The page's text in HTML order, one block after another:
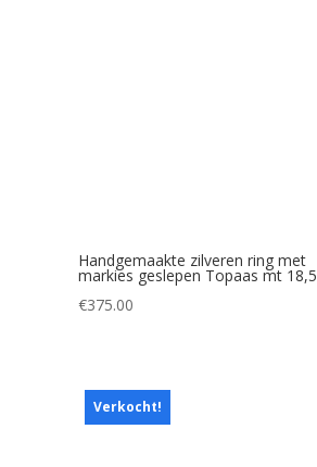
Handgemaakte zilveren ring met
markies geslepen Topaas mt 18,5
€375.00
Verkocht!